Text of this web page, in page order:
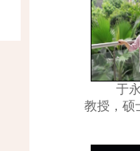
于
教授，硕